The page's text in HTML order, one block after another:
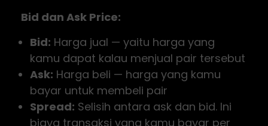
Bid dan Ask Price:
Bid: Harga jual — yaitu harga yang
kamu dapat kalau menjual pair tersebut
Ask: Harga beli — harga yang kamu
bayar untuk membeli pair
Spread: Selisih antara ask dan bid. Ini
biaya transaksi yang kamu bayar per